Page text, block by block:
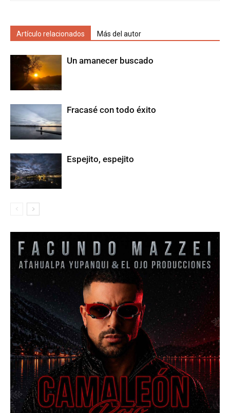
Artículo relacionados Más del autor
Un amanecer buscado
Fracasé con todo éxito
Espejito, espejito